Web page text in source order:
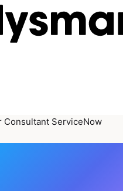
Consultant ServiceNow